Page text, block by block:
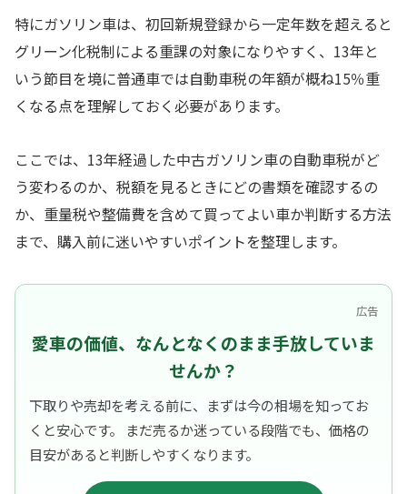
特にガソリン車は、初回新規登録から一定年数を超えると
グリーン化税制による重課の対象になりやすく、13年と
いう節目を境に普通車では自動車税の年額が概ね15％重
くなる点を理解しておく必要があります。
ここでは、13年経過した中古ガソリン車の自動車税がど
う変わるのか、税額を見るときにどの書類を確認するの
か、重量税や整備費を含めて買ってよい車か判断する方法
まで、購入前に迷いやすいポイントを整理します。
広告
愛車の価値、なんとなくのまま手放していま
せんか？
下取りや売却を考える前に、まずは今の相場を知ってお
くと安心です。 まだ売るか迷っている段階でも、価格の
目安があると判断しやすくなります。